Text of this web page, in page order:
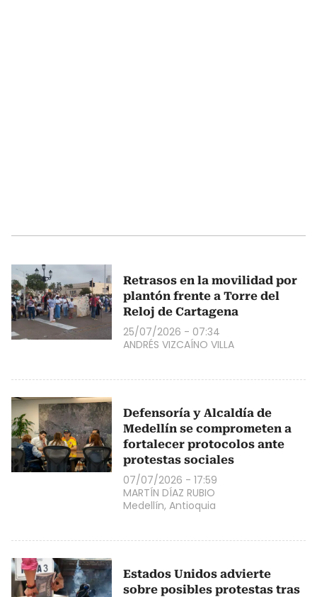
Retrasos en la movilidad por
plantón frente a Torre del
Reloj de Cartagena
25/07/2026 - 07:34
ANDRÉS VIZCAÍNO VILLA
Defensoría y Alcaldía de
Medellín se comprometen a
fortalecer protocolos ante
protestas sociales
07/07/2026 - 17:59
MARTÍN DÍAZ RUBIO
Medellín, Antioquia
Estados Unidos advierte
sobre posibles protestas tras